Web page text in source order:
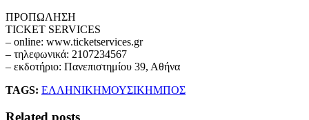
ΠΡΟΠΩΛΗΣΗ
TICKET SERVICES
– online: www.ticketservices.gr
– τηλεφωνικά: 2107234567
– εκδοτήριο: Πανεπιστημίου 39, Αθήνα
TAGS: ΕΛΛΗΝΙΚΗΜΟΥΣΙΚΗΜΠΟΣ
Related posts